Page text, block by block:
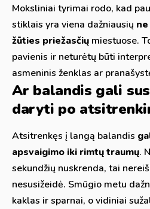
Moksliniai tyrimai rodo, kad
stiklais yra viena dažniausių
žūties priežasčių miestuose.
pavienis ir neturėtų būti
asmeninis ženklas ar
Ar balandis gali
daryti po
Atsitrenkęs į langą balandis
apsvaigimo iki rimtų traumų.
sekundžių nuskrenda, tai
nesusižeidė. Smūgio metu
kaklas ir sparnai, o vidiniai